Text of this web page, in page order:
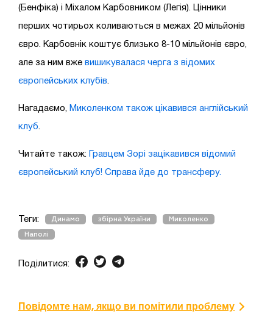
(Бенфіка) і Міхалом Карбовником (Легія). Цінники
перших чотирьох коливаються в межах 20 мільйонів
євро. Карбовнік коштує близько 8-10 мільйонів євро,
але за ним вже вишикувалася черга з відомих
європейських клубів
Нагадаємо, Миколенком також цікавився англійський
клуб
Читайте також: Гравцем Зорі зацікавився відомий
європейський клуб! Справа йде до трансферу.
Теги: Динамо збірна України Миколенко
Наполі
Поділитися:
Повідомте нам, якщо ви помітили проблему